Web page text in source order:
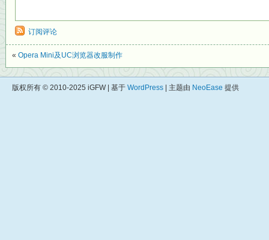
订阅评论
« Opera Mini及UC浏览器改服制作
版权所有 © 2010-2025 iGFW | 基于 WordPress | 主题由 NeoEase 提供